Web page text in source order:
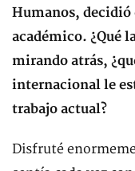
Humanos, decidió
académico. ¿Qué
mirando atrás,
internacional le
trabajo actual?
Disfruté